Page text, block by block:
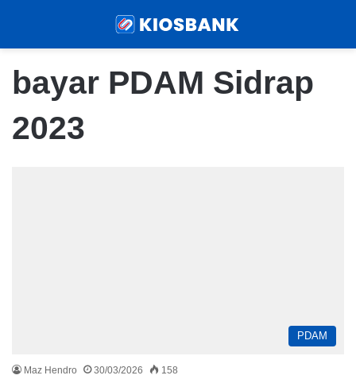
bayar PDAM Sidrap
2023
PDAM
Maz Hendro 30/03/2026 158